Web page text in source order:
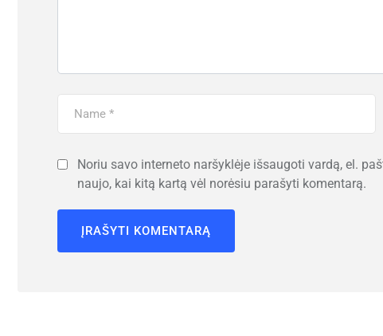
Noriu savo interneto naršyklėje išsaugoti vardą, el.
naujo, kai kitą kartą vėl norėsiu parašyti komentarą.